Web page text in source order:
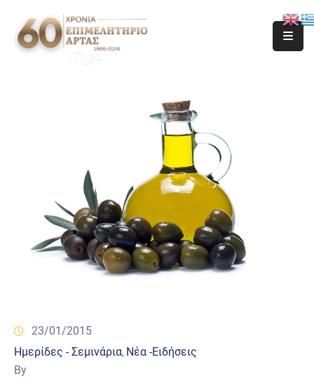
23/01/2015
Ημερίδες - Σεμινάρια‚ Νέα -Ειδήσεις
By